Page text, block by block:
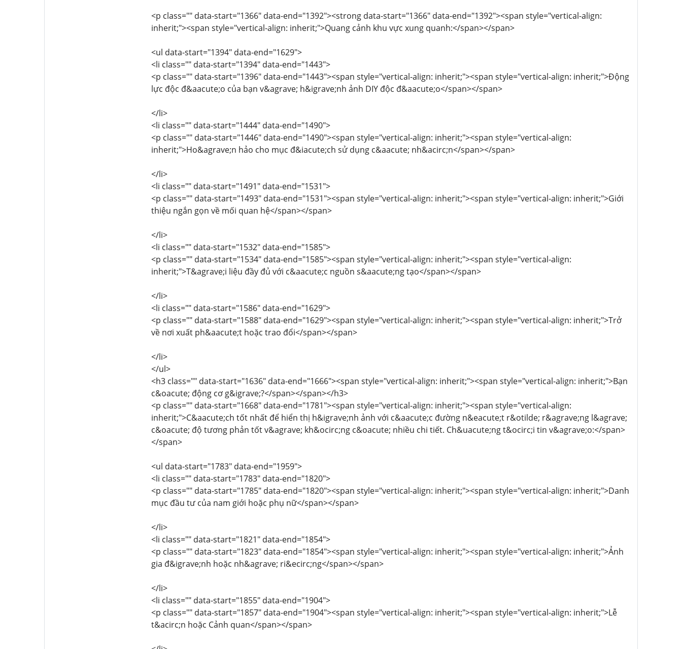
<p class="" data-start="1366" data-end="1392"><strong data-start="1366" data-end="1392"><span style="vertical-align:
inherit;"><span style="vertical-align: inherit;">Quang cảnh khu vực xung quanh:</span></span>
<ul data-start="1394" data-end="1629">
<li class="" data-start="1394" data-end="1443">
<p class="" data-start="1396" data-end="1443"><span style="vertical-align: inherit;"><span style="vertical-align: inherit;">Động
lực độc đ&aacute;o của bạn v&agrave; h&igrave;nh ảnh DIY độc đ&aacute;o</span></span>
</li>
<li class="" data-start="1444" data-end="1490">
<p class="" data-start="1446" data-end="1490"><span style="vertical-align: inherit;"><span style="vertical-align:
inherit;">Ho&agrave;n hảo cho mục đ&iacute;ch sử dụng c&aacute; nh&acirc;n</span></span>
</li>
<li class="" data-start="1491" data-end="1531">
<p class="" data-start="1493" data-end="1531"><span style="vertical-align: inherit;"><span style="vertical-align: inherit;">Giới
thiệu ngắn gọn về mối quan hệ</span></span>
</li>
<li class="" data-start="1532" data-end="1585">
<p class="" data-start="1534" data-end="1585"><span style="vertical-align: inherit;"><span style="vertical-align:
inherit;">T&agrave;i liệu đầy đủ với c&aacute;c nguồn s&aacute;ng tạo</span></span>
</li>
<li class="" data-start="1586" data-end="1629">
<p class="" data-start="1588" data-end="1629"><span style="vertical-align: inherit;"><span style="vertical-align: inherit;">Trở
về nơi xuất ph&aacute;t hoặc trao đổi</span></span>
</li>
</ul>
<h3 class="" data-start="1636" data-end="1666"><span style="vertical-align: inherit;"><span style="vertical-align: inherit;">Bạn
c&oacute; động cơ g&igrave;?</span></span></h3>
<p class="" data-start="1668" data-end="1781"><span style="vertical-align: inherit;"><span style="vertical-align:
inherit;">C&aacute;ch tốt nhất để hiển thị h&igrave;nh ảnh với c&aacute;c đường n&eacute;t r&otilde; r&agrave;ng l&agrave;
c&oacute; độ tương phản tốt v&agrave; kh&ocirc;ng c&oacute; nhiều chi tiết. Ch&uacute;ng t&ocirc;i tin v&agrave;o:</span>
</span>
<ul data-start="1783" data-end="1959">
<li class="" data-start="1783" data-end="1820">
<p class="" data-start="1785" data-end="1820"><span style="vertical-align: inherit;"><span style="vertical-align: inherit;">Danh
mục đầu tư của nam giới hoặc phụ nữ</span></span>
</li>
<li class="" data-start="1821" data-end="1854">
<p class="" data-start="1823" data-end="1854"><span style="vertical-align: inherit;"><span style="vertical-align: inherit;">Ảnh
gia đ&igrave;nh hoặc nh&agrave; ri&ecirc;ng</span></span>
</li>
<li class="" data-start="1855" data-end="1904">
<p class="" data-start="1857" data-end="1904"><span style="vertical-align: inherit;"><span style="vertical-align: inherit;">Lễ
t&acirc;n hoặc Cảnh quan</span></span>